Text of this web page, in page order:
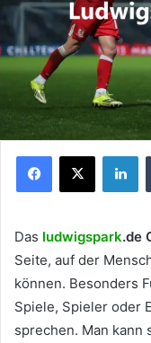
Facebook
X
Das ludwigspark.de
Seite, auf der
können. Besonders
Spiele, Spieler oder
sprechen. Man kann